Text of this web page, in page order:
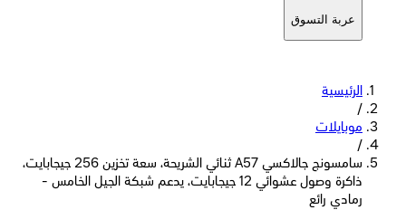
عربة التسوق
الرئيسية
/
موبايلات
/
سامسونج جالاكسي A57 ثنائي الشريحة، سعة تخزين 256 جيجابايت،
ذاكرة وصول عشوائي 12 جيجابايت، يدعم شبكة الجيل الخامس -
رمادي رائع